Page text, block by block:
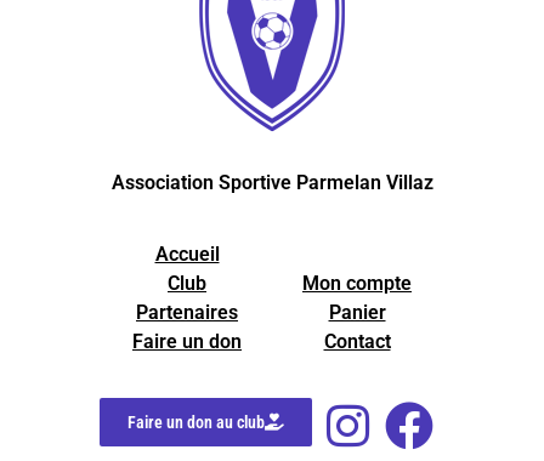
Association Sportive Parmelan Villaz
Accueil
Club
Partenaires
Faire un don
Mon compte
Panier
Contact
Faire un don au club